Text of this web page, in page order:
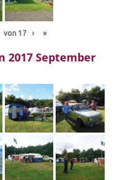
von 17 › »
2017 September